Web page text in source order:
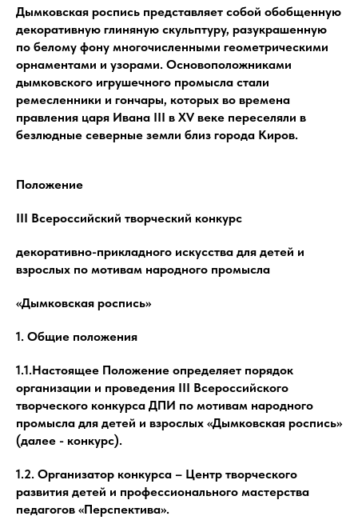
Дымковская роспись представляет собой обобщенную
декоративную глиняную скульптуру, разукрашенную
по белому фону многочисленными геометрическими
орнаментами и узорами. Основоположниками
дымковского игрушечного промысла стали
ремесленники и гончары, которых во времена
правления царя Ивана III в XV веке переселяли в
безлюдные северные земли близ города Киров.
Положение
III Всероссийский творческий конкурс
декоративно-прикладного искусства для детей и
взрослых по мотивам народного промысла
«Дымковская роспись»
1. Общие положения
1.1.Настоящее Положение определяет порядок
организации и проведения III Всероссийского
творческого конкурса ДПИ по мотивам народного
промысла для детей и взрослых «Дымковская роспись»
(далее - конкурс).
1.2. Организатор конкурса – Центр творческого
развития детей и профессионального мастерства
педагогов «Перспектива».